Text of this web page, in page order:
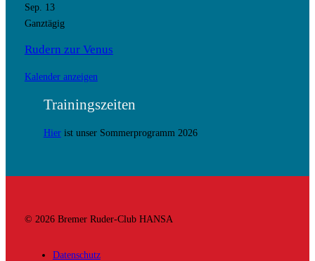
Sep. 13
Ganztägig
Rudern zur Venus
Kalender anzeigen
Trainingszeiten
Hierist unser Sommerprogramm 2026
© 2026 Bremer Ruder-Club HANSA
Datenschutz